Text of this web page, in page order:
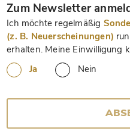
Zum Newsletter
Ich möchte regelmäßig
(z. B. Neuerscheinungen)
erhalten. Meine Einwilligung
Ja
Nein